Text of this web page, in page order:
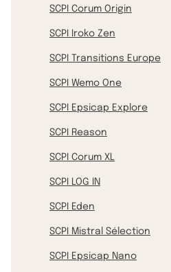
SCPI Corum Origin
SCPI Iroko Zen
SCPI Transitions Europe
SCPI Wemo One
SCPI Epsicap Explore
SCPI Reason
SCPI Corum XL
SCPI LOG IN
SCPI Eden
SCPI Mistral Sélection
SCPI Epsicap Nano